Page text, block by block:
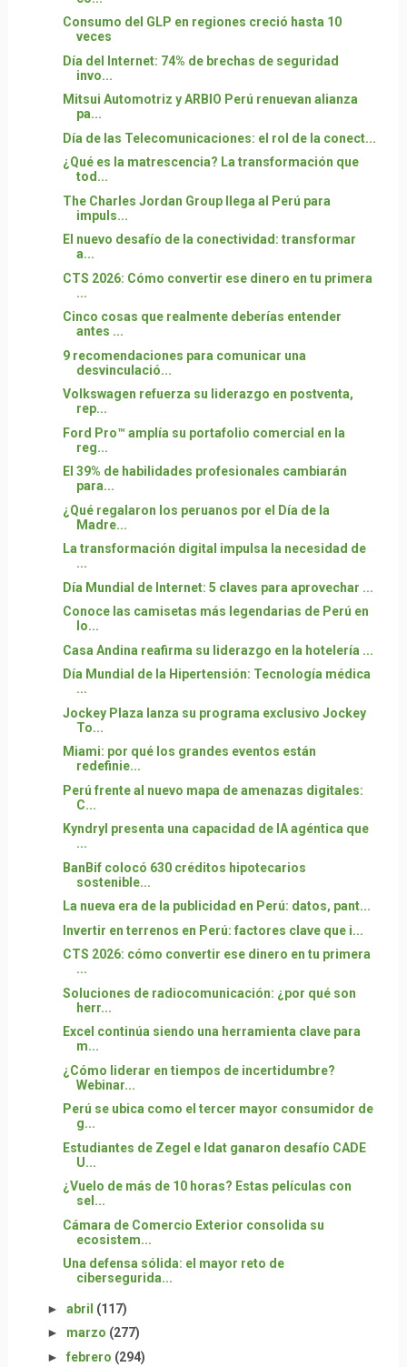
Consumo del GLP en regiones creció hasta 10
veces
Día del Internet: 74% de brechas de seguridad
invo...
Mitsui Automotriz y ARBIO Perú renuevan alianza
pa...
Día de las Telecomunicaciones: el rol de la conect...
¿Qué es la matrescencia? La transformación que
tod...
The Charles Jordan Group llega al Perú para
impuls...
El nuevo desafío de la conectividad: transformar
a...
CTS 2026: Cómo convertir ese dinero en tu primera
...
Cinco cosas que realmente deberías entender
antes ...
9 recomendaciones para comunicar una
desvinculació...
Volkswagen refuerza su liderazgo en postventa,
rep...
Ford Pro™ amplía su portafolio comercial en la
reg...
El 39% de habilidades profesionales cambiarán
para...
¿Qué regalaron los peruanos por el Día de la
Madre...
La transformación digital impulsa la necesidad de
...
Día Mundial de Internet: 5 claves para aprovechar ...
Conoce las camisetas más legendarias de Perú en
lo...
Casa Andina reafirma su liderazgo en la hotelería ...
Día Mundial de la Hipertensión: Tecnología médica
...
Jockey Plaza lanza su programa exclusivo Jockey
To...
Miami: por qué los grandes eventos están
redefinie...
Perú frente al nuevo mapa de amenazas digitales:
C...
Kyndryl presenta una capacidad de IA agéntica que
...
BanBif colocó 630 créditos hipotecarios
sostenible...
La nueva era de la publicidad en Perú: datos, pant...
Invertir en terrenos en Perú: factores clave que i...
CTS 2026: cómo convertir ese dinero en tu primera
...
Soluciones de radiocomunicación: ¿por qué son
herr...
Excel continúa siendo una herramienta clave para
m...
¿Cómo liderar en tiempos de incertidumbre?
Webinar...
Perú se ubica como el tercer mayor consumidor de
g...
Estudiantes de Zegel e Idat ganaron desafío CADE
U...
¿Vuelo de más de 10 horas? Estas películas con
sel...
Cámara de Comercio Exterior consolida su
ecosistem...
Una defensa sólida: el mayor reto de
cibersegurida...
► abril (117)
► marzo (277)
► febrero (294)